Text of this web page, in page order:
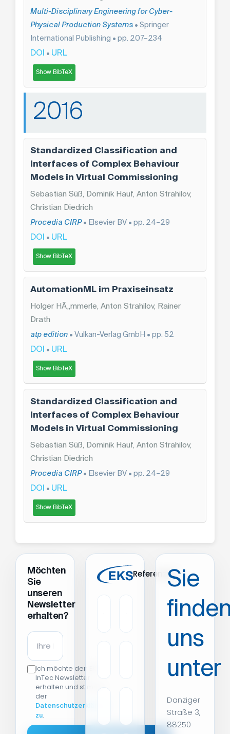
Multi-Disciplinary Engineering for Cyber-
Physical Production Systems • Springer
International Publishing • pp. 207–234
DOI • URL
Show BibTeX
2016
Standardized Classification and
Interfaces of Complex Behaviour
Models in Virtual Commissioning
Sebastian Süß, Dominik Hauf, Anton Strahilov,
Christian Diedrich
Procedia CIRP• Elsevier BV • pp. 24–29
DOI • URL
Show BibTeX
AutomationML im Praxiseinsatz
Holger HÃ„mmerle, Anton Strahilov, Rainer
Drath
atp edition • Vulkan-Verlag GmbH • pp. 52
DOI • URL
Show BibTeX
Standardized Classification and
Interfaces of Complex Behaviour
Models in Virtual Commissioning
Sebastian Süß, Dominik Hauf, Anton Strahilov,
Christian Diedrich
Procedia CIRP• Elsevier BV • pp. 24–29
DOI • URL
Show BibTeX
Möchten
Sie
unseren
Newsletter
erhalten?
Ich möchte den EKS
InTec Newsletter
erhalten und stimme
der
Datenschutzerklärung
zu.
ReferenzenSie
uns
unter
Danziger
Straße 3,
88250